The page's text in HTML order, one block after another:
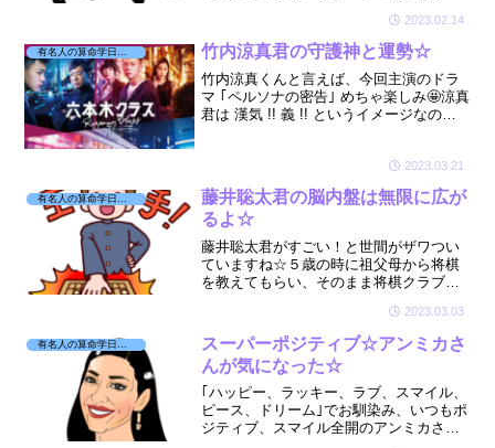
2023.02.14
有名人の算命学日記☆ 竹内涼真君の守護神と運勢☆
竹内涼真くんと言えば、今回主演のドラ
マ ｢ペルソナの密告｣ めちゃ楽しみ🤩涼真
君は 漢気 !! 義 !! というイメージなので
2023.03.21
藤井聡太君の脳内盤は無限に広が
るよ☆
藤井聡太君がすごい！と世間がザワつい
ていますね☆５歳の時に祖父母から将棋
を教えてもらい、そのまま将棋クラブで
聡太くんがどんな星を持っているのか見
てみたくなりました☆
2023.03.03
スーパーポジティブ☆アンミカさ
んが気になった☆
｢ハッピー、ラッキー、ラブ、スマイル、
ピース、ドリーム｣でお馴染み、いつもポ
ジティブ、スマイル全開のアンミカさん